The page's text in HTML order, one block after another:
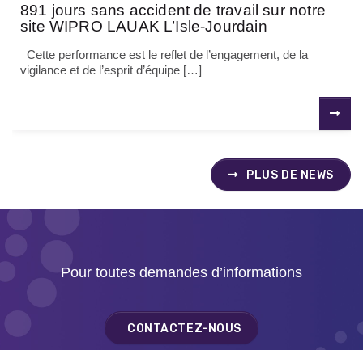
891 jours sans accident de travail sur notre
site WIPRO LAUAK L’Isle-Jourdain
Cette performance est le reflet de l’engagement, de la
vigilance et de l’esprit d’équipe […]
PLUS DE NEWS
Pour toutes demandes d’informations
CONTACTEZ-NOUS